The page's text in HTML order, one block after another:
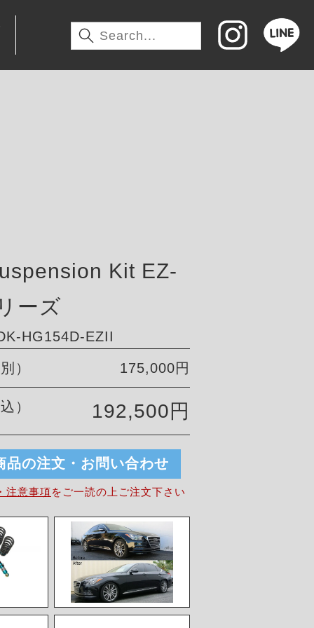
Kit EZ-
ーズ
HG154D-EZII
） 175,000円
） 192,500円
品の注文・お問い合わせ
注意事項を ご一読の上ご注文下さい